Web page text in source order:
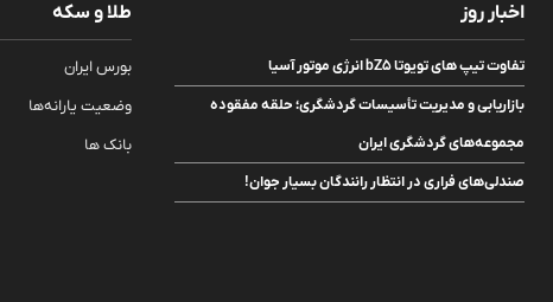
اخبار روز
تفاوت تیپ های تویوتا bZ5 انرژی موتور آسیا
بازاریابی و مدیریت تأسیسات گردشگری؛ حلقه مفقوده
مجموعه‌های گردشگری ایران
صندلی‌های فراری در انتظار رانندگان بسیار جوان!
طلا و سکه
بورس ایران
وضعیت یارانه‌ها
بانک ها